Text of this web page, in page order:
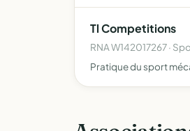
Tl Competitions
RNA W142017267 ·
Pratique du sport